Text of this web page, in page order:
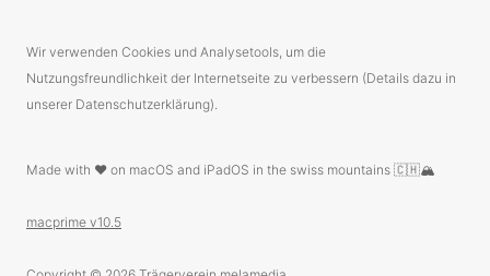
Wir verwenden Cookies und Analysetools, um die
Nutzungsfreundlichkeit der Internetseite zu verbessern (Details dazu in
unserer Datenschutzerklärung).
Made with ❤️ on macOS and iPadOS in the swiss mountains 🇨🇭🏔
macprime v10.5